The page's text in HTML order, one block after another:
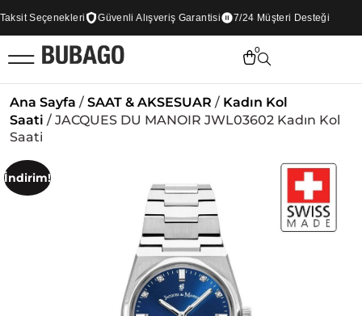
Seçenekleri Güvenli Alışveriş Garantisi 7/24 Müşteri Desteği
0
Ana Sayfa / SAAT & AKSESUAR / Kadın Kol
Saati / JACQUES DU MANOIR JWL03602 Kadın Kol
Saati
İndirim!